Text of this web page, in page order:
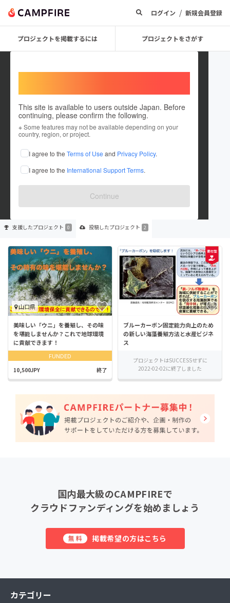
ログイン / 新規会員登録
プロジェクトを掲載するには プロジェクトをさがす
This site is available to users outside Japan. Before
continuing, please confirm the following.
※ Some features may not be available depending on your
country, region, or project.
I agree to the Terms of Use and Privacy Policy.
I agree to the International Support Terms.
Continue
npoenvironment
これまでに2件のプロジェクトを投稿しています
在住国：未設定
出身国：未設定
支援したプロジェクト 0 投稿したプロジェクト 2
山口県
美味しい「ウニ」を養殖し、その味
を堪能しませんか？これで地球環境
に貢献できます！
FUNDED
10,500JPY 終了
ブルーカーボン固定能力向上のため
の新しい海藻養殖方法と水産ビジネ
ス
プロジェクトはSUCCESSせずに
2022-02-02に終了しました
国内最大級のCAMPFIREで
クラウドファンディングを始めましょう
無料 掲載希望の方はこちら
カテゴリー